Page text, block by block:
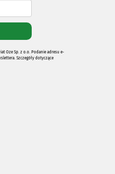
Oze Sp. z o.o. Podanie adresu e-
Szczegóły dotyczące